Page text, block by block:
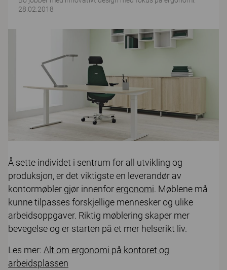
28.02.2018
Å sette individet i sentrum for all utvikling og
produksjon, er det viktigste en leverandør av
kontormøbler gjør innenforergonomi. Møblene må
kunne tilpasses forskjellige mennesker og ulike
arbeidsoppgaver. Riktig møblering skaper mer
bevegelse og er starten på et mer helserikt liv.
Les mer: Alt om ergonomi på kontoret og
arbeidsplassen